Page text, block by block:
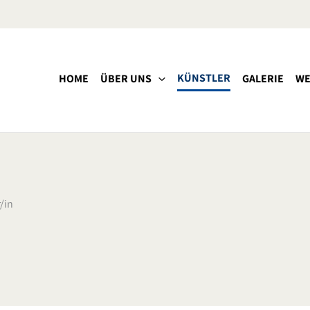
HOME ÜBER UNS KÜNSTLER GALERIE
in